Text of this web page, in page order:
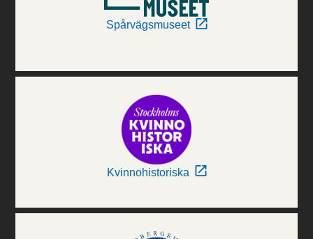
Spårvägsmuseet
Kvinnohistoriska